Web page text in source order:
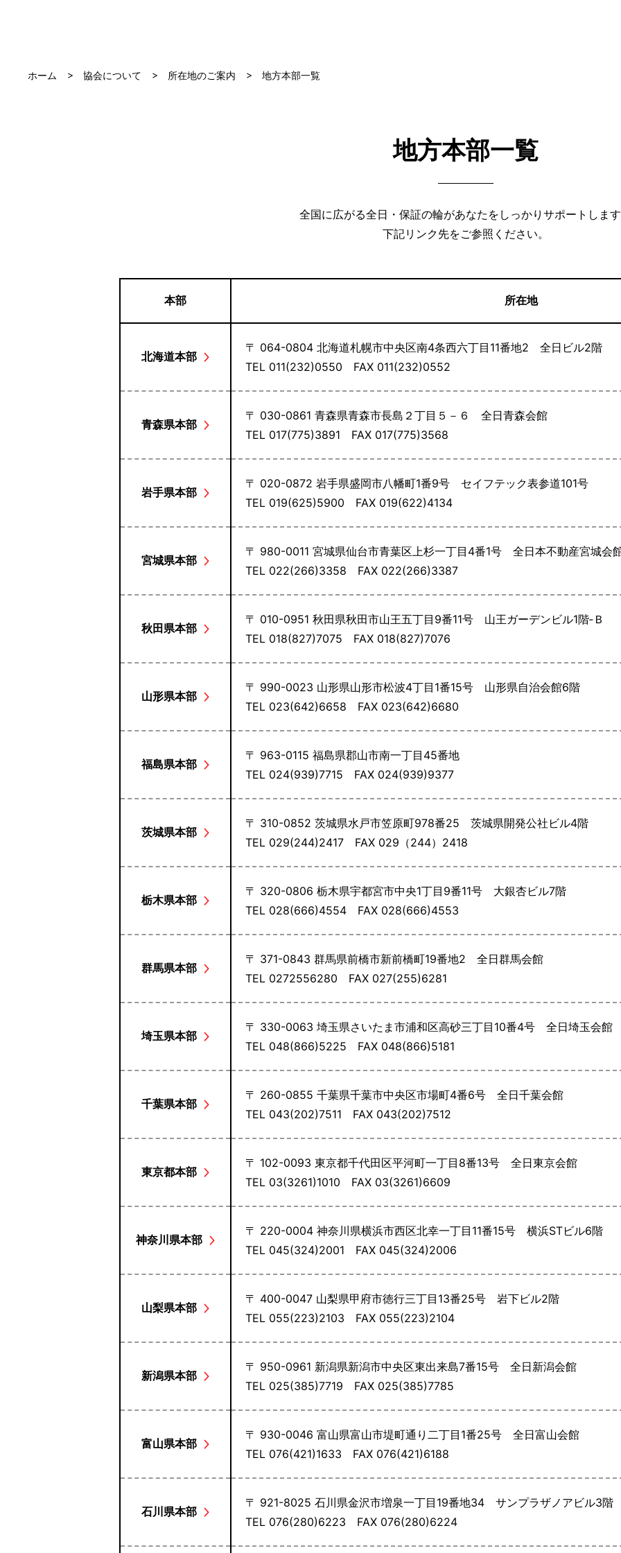
ホーム 協会について 所在地のご案内 地方本部一覧
地方本部一覧
全国に広がる全日・保証の輪があなたをしっかりサポートしま
下記リンク先をご参照ください。
本部 所在地
北海道本部
〒 064-0804 北海道札幌市中央区南4条西六丁目11番地2 全日ビル2階
TEL 011(232)0550 FAX 011(232)0552
青森県本部
〒 030-0861 青森県青森市長島２丁目５－６ 全日青森会館
TEL 017(775)3891 FAX 017(775)3568
岩手県本部
〒 020-0872 岩手県盛岡市八幡町1番9号 セイフテック表参道101号
TEL 019(625)5900 FAX 019(622)4134
宮城県本部
〒 980-0011 宮城県仙台市青葉区上杉一丁目4番1号 全日本不動産宮城会
TEL 022(266)3358 FAX 022(266)3387
秋田県本部
〒 010-0951 秋田県秋田市山王五丁目9番11号 山王ガーデンビル1階‐Ｂ
TEL 018(827)7075 FAX 018(827)7076
山形県本部
〒 990-0023 山形県山形市松波4丁目1番15号 山形県自治会館6階
TEL 023(642)6658 FAX 023(642)6680
福島県本部
〒 963-0115 福島県郡山市南一丁目45番地
TEL 024(939)7715 FAX 024(939)9377
茨城県本部
〒 310-0852 茨城県水戸市笠原町978番25 茨城県開発公社ビル4階
TEL 029(244)2417 FAX 029（244）2418
栃木県本部
〒 320-0806 栃木県宇都宮市中央1丁目9番11号 大銀杏ビル7階
TEL 028(666)4554 FAX 028(666)4553
群馬県本部
〒 371-0843 群馬県前橋市新前橋町19番地2 全日群馬会館
TEL 0272556280 FAX 027(255)6281
埼玉県本部
〒 330-0063 埼玉県さいたま市浦和区高砂三丁目10番4号 全日埼玉会館
TEL 048(866)5225 FAX 048(866)5181
千葉県本部
〒 260-0855 千葉県千葉市中央区市場町4番6号 全日千葉会館
TEL 043(202)7511 FAX 043(202)7512
東京都本部
〒 102-0093 東京都千代田区平河町一丁目8番13号 全日東京会館
TEL 03(3261)1010 FAX 03(3261)6609
神奈川県本部
〒 220-0004 神奈川県横浜市西区北幸一丁目11番15号 横浜STビル6階
TEL 045(324)2001 FAX 045(324)2006
山梨県本部
〒 400-0047 山梨県甲府市徳行三丁目13番25号 岩下ビル2階
TEL 055(223)2103 FAX 055(223)2104
新潟県本部
〒 950-0961 新潟県新潟市中央区東出来島7番15号 全日新潟会館
TEL 025(385)7719 FAX 025(385)7785
富山県本部
〒 930-0046 富山県富山市堤町通り二丁目1番25号 全日富山会館
TEL 076(421)1633 FAX 076(421)6188
石川県本部
〒 921-8025 石川県金沢市増泉一丁目19番地34 サンプラザノアビル3階
TEL 076(280)6223 FAX 076(280)6224